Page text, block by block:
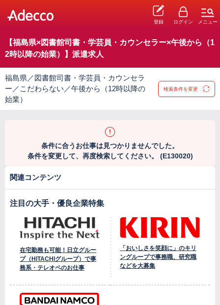
登録 ログイン メニュー
【福島県×図書館司書・学芸員・カウンセラー×午後から（1
2時以降の始業）】派遣求人
福島県／図書館司書・学芸員・カウンセラ
ー／こだわらない／午後から（12時以降の
始業）
検索条件を変更
条件に合うお仕事は見つかりませんでした。
条件を変更して、再度検索してください。 (E130020)
関連コンテンツ
注目の大手・優良企業特集
在宅勤務も可能！日立グルー
プ（HITACHIグループ）で事
務系・テレオペのお仕事
「おいしさを笑顔に」のキリ
ングループで事務職、研究職
などを大募集